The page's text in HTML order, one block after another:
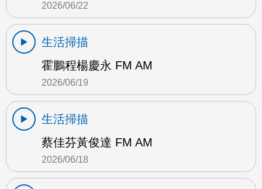
2026/06/22
生活掃描
霍鵬程楊慶永 FM AM
2026/06/19
生活掃描
蔡佳芬黃俊達 FM AM
2026/06/18